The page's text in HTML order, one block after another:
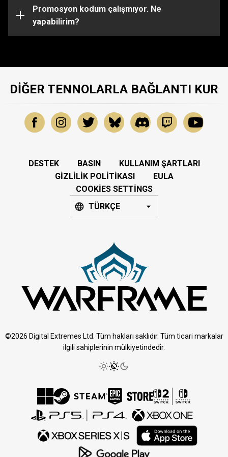
Promosyon kodum çalışmıyor. Ne
yapabilirim?
olabilir. Belirli konularda daha fazla yardım için lütfen
Destek Ekibiile iletişime geçin.
DIĞER TENNOLARLA BAĞLANTI KUR
DESTEK BASIN
KULLANIM ŞARTLARI
GIZLILIK POLITIKASI
EULA
COOKIES SETTINGS
TÜRKÇE
©2026 Digital Extremes Ltd. Tüm hakları saklıdır. Tüm ticari markalar
ilgili sahiplerinin mülkiyetindedir.